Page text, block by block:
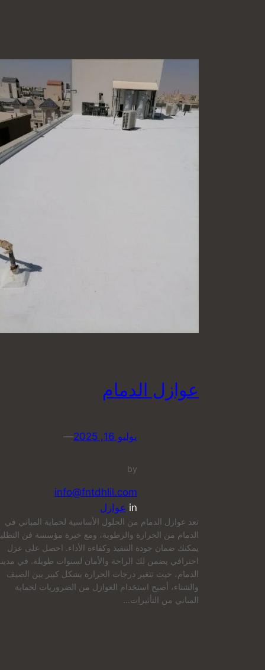
عوازل الدمام
يوليو 16, 2025 —
by
info@fntdhlil.com
in عوازل
تعد عوازل الدمام من الحلول الأساسية لحماية المباني في
الدمام من الحرارة والرطوبة، ومع خبرة مؤسسة فن
يمكنك ضمان جودة التنفيذ وكفاءة الأداء. احصل على عزل
احترافي يضمن لك الراحة والأمان لسنوات طويلة. في
الدمام، حيث تتغير درجات الحرارة بشكل كبير بين الصيف
والشتاء، أصبح استخدام العوازل من الضروريات لحماية
المباني من التأثيرات…